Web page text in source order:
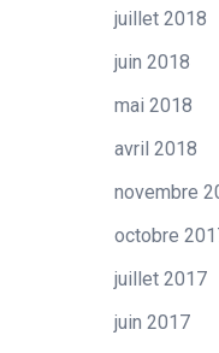
juillet 2018
juin 2018
mai 2018
avril 2018
novembre
octobre
juillet 2017
juin 2017